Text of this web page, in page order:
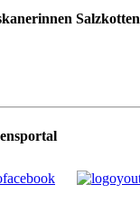
Salzkotten